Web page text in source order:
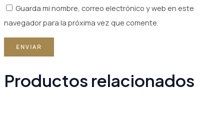
Guarda mi nombre, correo electrónico y web en este
navegador para la próxima vez que comente.
Productos relacionados